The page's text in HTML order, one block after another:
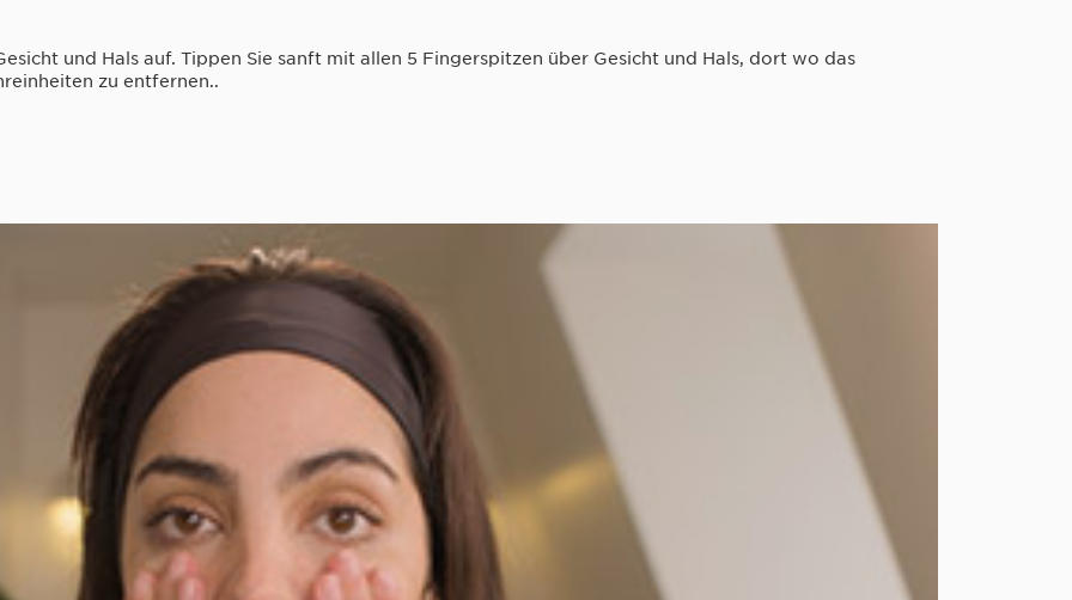
und Hals auf. Tippen Sie sanft mit allen 5 Fingerspitzen über Gesicht und Hals, dort wo das
zu entfernen..